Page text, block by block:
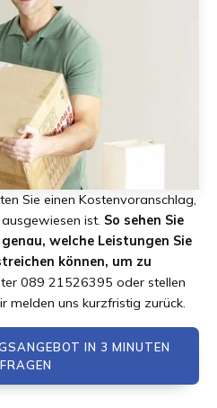
Sie einen Kostenvoranschlag,
ist. So sehen Sie
welche Leistungen Sie
können, um zu
089 21526395 oder stellen
uns kurzfristig zurück.
IN 3 MINUTEN